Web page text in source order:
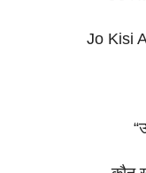
Jo Kisi
“